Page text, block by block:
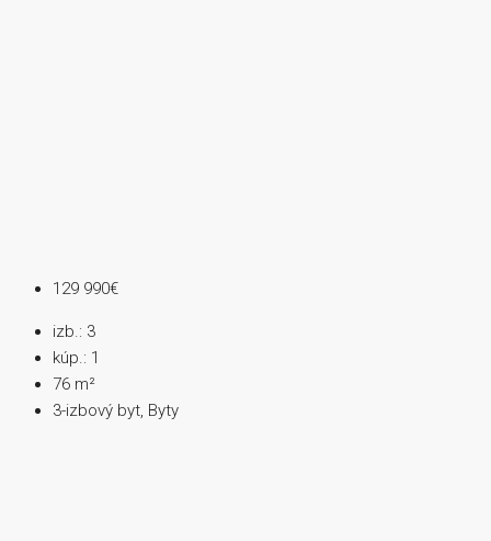
129 990€
izb.: 3
kúp.: 1
76 m²
3-izbový byt, Byty